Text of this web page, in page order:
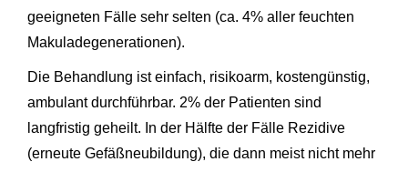
geeigneten Fälle sehr selten (ca. 4% aller feuchten
Makuladegenerationen).
Die Behandlung ist einfach, risikoarm, kostengünstig,
ambulant durchführbar. 2% der Patienten sind
langfristig geheilt. In der Hälfte der Fälle Rezidive
(erneute Gefäßneubildung), die dann meist nicht mehr